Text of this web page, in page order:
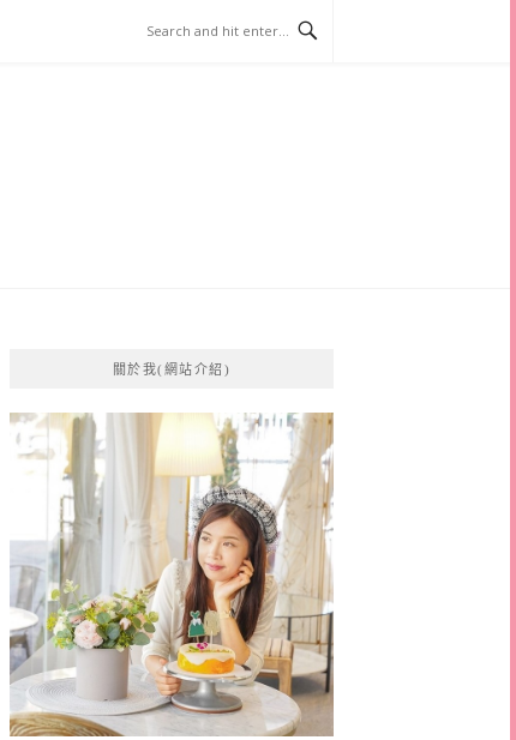
關於我(網站介紹)